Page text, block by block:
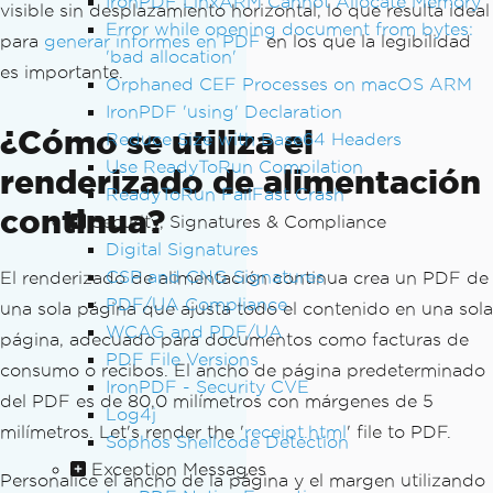
Error while opening document from bytes:
'bad allocation'
Orphaned CEF Processes on macOS ARM
IronPDF 'using' Declaration
Reduce Size with Base64 Headers
Use ReadyToRun Compilation
ReadyToRun FailFast Crash
Security, Signatures & Compliance
Digital Signatures
CSP and CNG Signatures
PDF/UA Compliance
WCAG and PDF/UA
PDF File Versions
IronPDF - Security CVE
Log4j
Sophos Shellcode Detection
Exception Messages
visible sin desplazamiento horizontal, lo que resulta ideal
para generar informes en PDFen los que la legibilidad
es importante.
¿Cómo se utiliza el
renderizado de alimentación
continua?
El renderizado de alimentación continua crea un PDF de
una sola página que ajusta todo el contenido en una sola
página, adecuado para documentos como facturas de
consumo o recibos. El ancho de página predeterminado
del PDF es de 80,0 milímetros con márgenes de 5
milímetros. Let's render the 'receipt.html' file to PDF.
Personalice el ancho de la página y el margen utilizando